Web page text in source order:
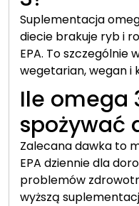
Suplementacja
diecie brakuje ryb i
EPA. To szczególnie
wegetarian, wegan i
Ile omega
spożywać
Zalecana dawka to
EPA dziennie dla
problemów
wyższą